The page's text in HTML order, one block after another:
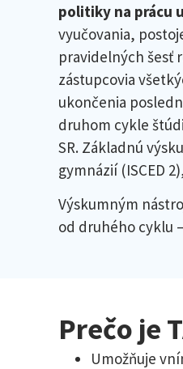
politiky na prácu
vyučovania,
pravidelných šesť
zástupcovia
ukončenia
druhom cykle
SR. Základnú
gymnázií (ISCED
Výskumným
od druhého cyklu
Prečo je
Umožňuje